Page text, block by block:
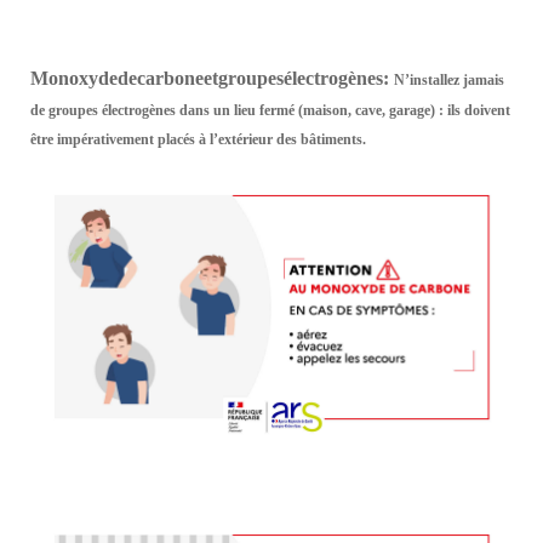
Monoxydedecarboneetgroupesélectrogènes: N’installez jamais
de groupes électrogènes dans un lieu fermé (maison, cave, garage) : ils doivent
être impérativement placés à l’extérieur des bâtiments.